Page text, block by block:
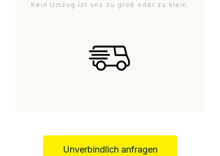
Kein Umzug ist uns zu groß oder zu klein.
Unverbindlich anfragen